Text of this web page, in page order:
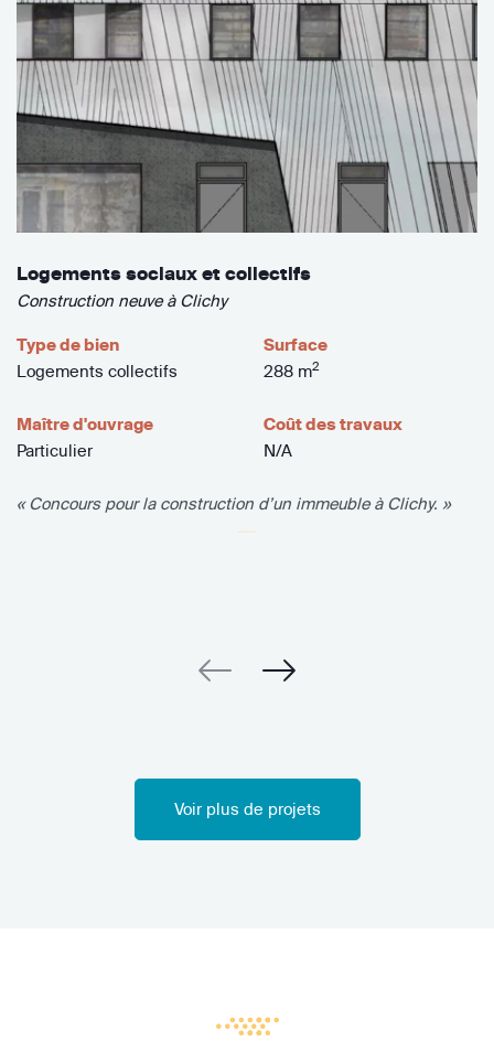
Logements sociaux et collectifs
Construction neuve à Clichy
Type de bien
Logements collectifs
Surface
288 m2
Maître d'ouvrage
Particulier
Coût des travaux
N/A
« Concours pour la construction d’un immeuble à Clichy. »
Voir plus de projets